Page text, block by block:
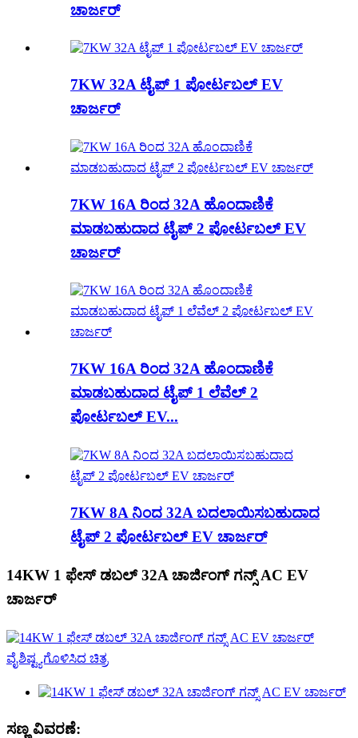
ಚಾರ್ಜರ್
7KW 32A ಟೈಪ್ 1 ಪೋರ್ಟಬಲ್ EV
ಚಾರ್ಜರ್
7KW 16A ರಿಂದ 32A ಹೊಂದಾಣಿಕೆ
ಮಾಡಬಹುದಾದ ಟೈಪ್ 2 ಪೋರ್ಟಬಲ್ EV
ಚಾರ್ಜರ್
7KW 16A ರಿಂದ 32A ಹೊಂದಾಣಿಕೆ
ಮಾಡಬಹುದಾದ ಟೈಪ್ 1 ಲೆವೆಲ್ 2
ಪೋರ್ಟಬಲ್ EV...
7KW 8A ನಿಂದ 32A ಬದಲಾಯಿಸಬಹುದಾದ
ಟೈಪ್ 2 ಪೋರ್ಟಬಲ್ EV ಚಾರ್ಜರ್
14KW 1 ಫೇಸ್ ಡಬಲ್ 32A ಚಾರ್ಜಿಂಗ್ ಗನ್ಸ್ AC EV
ಚಾರ್ಜರ್
ಸಣ್ಣ ವಿವರಣೆ: